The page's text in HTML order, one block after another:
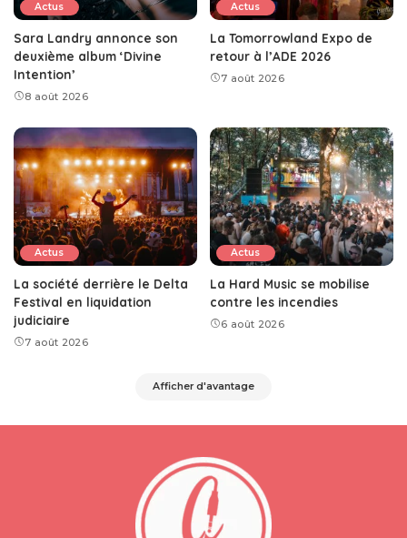
Actus
Sara Landry annonce son
deuxième album ‘Divine
Intention’
8 août 2026
Actus
La Tomorrowland Expo de
retour à l’ADE 2026
7 août 2026
Actus
La société derrière le Delta
Festival en liquidation
judiciaire
7 août 2026
Actus
La Hard Music se mobilise
contre les incendies
6 août 2026
Afficher d'avantage